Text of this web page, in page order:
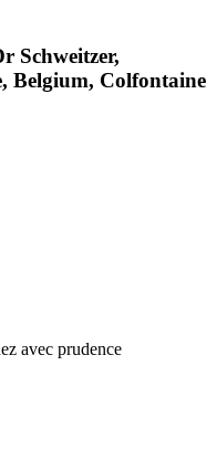
Schweitzer,
Belgium, Colfontaine
avec prudence